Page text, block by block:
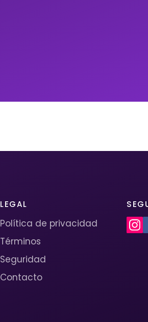
LEGAL
Política de privacidad
Términos
Seguridad
Contacto